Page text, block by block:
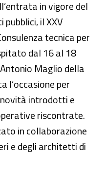
in vigore del
il XXV
tecnica per
dal 16 al 18
Maglio della
l’occasione per
introdotti e
riscontrate.
in collaborazione
e degli architetti di